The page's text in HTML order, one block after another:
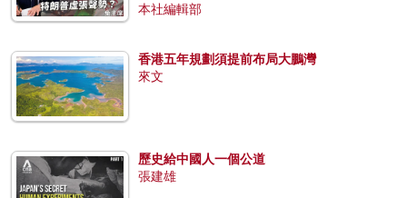
本社編輯部
香港五年規劃須提前布局大鵬灣
來文
歷史給中國人一個公道
張建雄